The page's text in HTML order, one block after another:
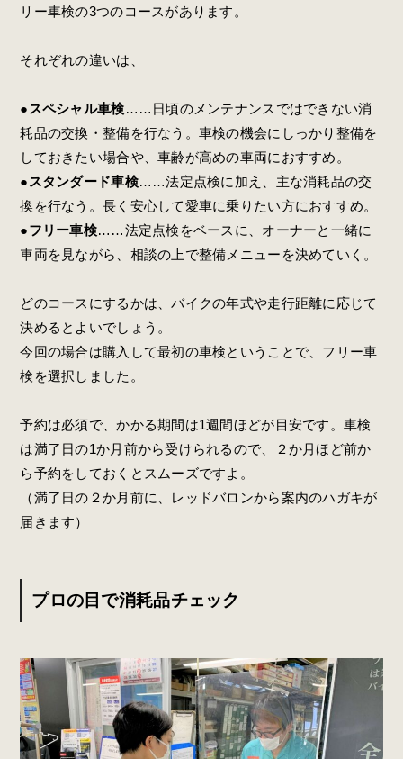
リー車検の3つのコースがあります。
それぞれの違いは、
●スペシャル車検……日頃のメンテナンスではできない消
耗品の交換・整備を行なう。車検の機会にしっかり整備を
しておきたい場合や、車齢が高めの車両におすすめ。
●スタンダード車検……法定点検に加え、主な消耗品の交
換を行なう。長く安心して愛車に乗りたい方におすすめ。
●フリー車検……法定点検をベースに、オーナーと一緒に
車両を見ながら、相談の上で整備メニューを決めていく。
どのコースにするかは、バイクの年式や走行距離に応じて
決めるとよいでしょう。
今回の場合は購入して最初の車検ということで、フリー車
検を選択しました。
予約は必須で、かかる期間は1週間ほどが目安です。車検
は満了日の1か月前から受けられるので、
２か月ほど前か
ら予約をしておくとスムーズですよ。
（満了日の２か月前に、レッドバロンから案内のハガキが
届きます）
プロの目で消耗品チェック